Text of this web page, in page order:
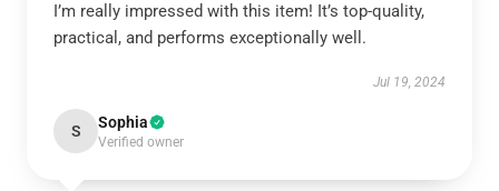
I’m really impressed with this item! It’s top-quality,
practical, and performs exceptionally well.
Jul 19, 2024
S Sophia
Verified owner